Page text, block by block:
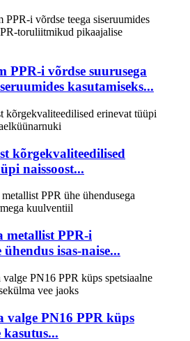
PPR-i võrdse suurusega
kasutamiseks...
kõrgekvaliteedilised
naissoost...
metallist PPR-i
isas-naise...
valge PN16 PPR küps
kasutus...